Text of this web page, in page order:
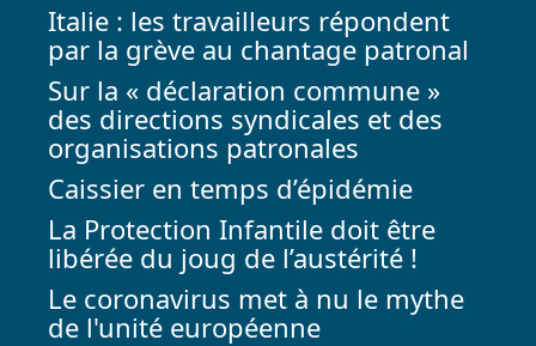
Italie : les travailleurs répondent
par la grève au chantage patronal
Sur la « déclaration commune »
des directions syndicales et des
organisations patronales
Caissier en temps d’épidémie
La Protection Infantile doit être
libérée du joug de l’austérité !
Le coronavirus met à nu le mythe
de l'unité européenne